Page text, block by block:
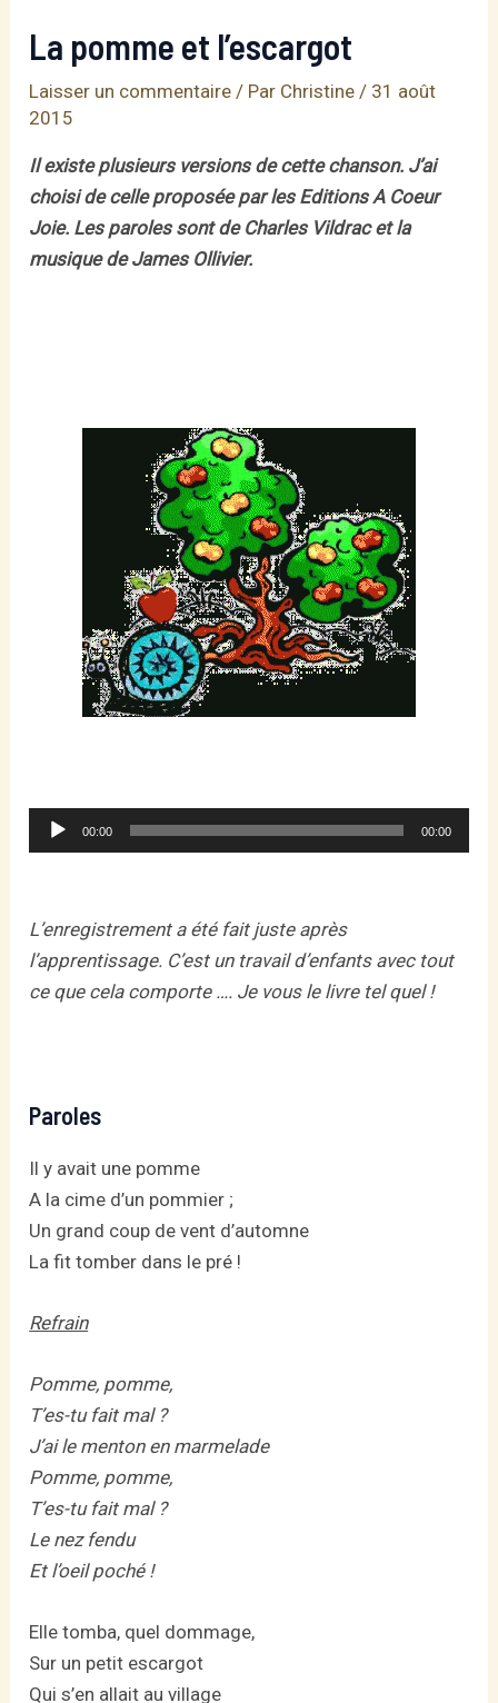
La pomme et l’escargot
Laisser un commentaire / Par Christine/ 31 août
2015
Il existe plusieurs versions de cette chanson. J’ai
choisi de celle proposée par les Editions A Coeur
Joie. Les paroles sont de Charles Vildrac et la
musique de James Ollivier.
Lecteur
audio
00:00 00:00
L’enregistrement a été fait juste après
l’apprentissage. C’est un travail d’enfants avec tout
ce que cela comporte …. Je vous le livre tel quel !
Paroles
Il y avait une pomme
A la cime d’un pommier ;
Un grand coup de vent d’automne
La fit tomber dans le pré !
Refrain
Pomme, pomme,
T’es-tu fait mal ?
J’ai le menton en marmelade
Pomme, pomme,
T’es-tu fait mal ?
Le nez fendu
Et l’oeil poché !
Elle tomba, quel dommage,
Sur un petit escargot
Qui s’en allait au village